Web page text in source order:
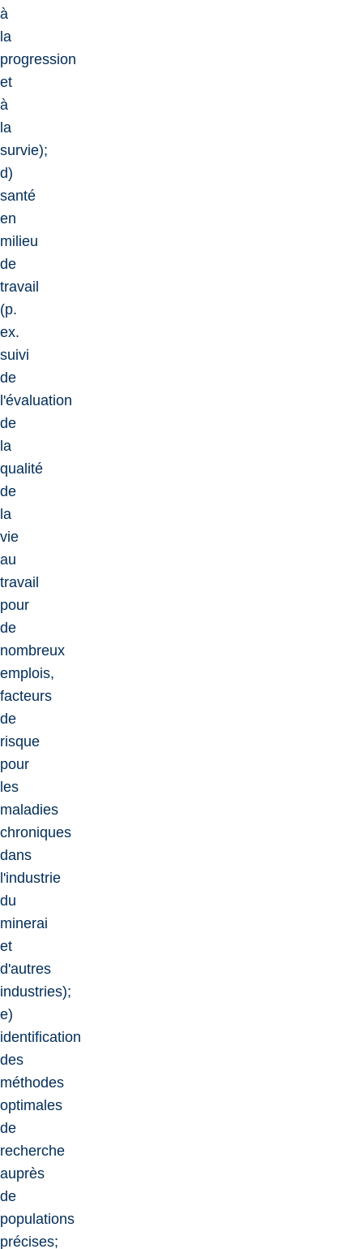
à
la
progression
et
à
la
survie);
d)
santé
en
milieu
de
travail
(p.
ex.
suivi
de
l'évaluation
de
la
qualité
de
la
vie
au
travail
pour
de
nombreux
emplois,
facteurs
de
risque
pour
les
maladies
chroniques
dans
l'industrie
du
minerai
et
d'autres
industries);
e)
identification
des
méthodes
optimales
de
recherche
auprès
de
populations
précises;